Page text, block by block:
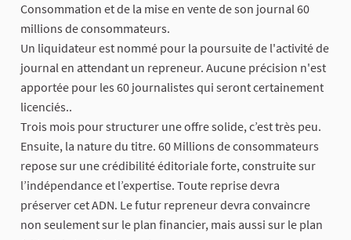
Consommation et de la mise en vente de son journal 60
millions de consommateurs.
Un liquidateur est nommé pour la poursuite de l'activité de
journal en attendant un repreneur. Aucune précision n'est
apportée pour les 60 journalistes qui seront certainement
licenciés..
Trois mois pour structurer une offre solide, c’est très peu.
Ensuite, la nature du titre. 60 Millions de consommateurs
repose sur une crédibilité éditoriale forte, construite sur
l’indépendance et l’expertise. Toute reprise devra
préserver cet ADN. Le futur repreneur devra convaincre
non seulement sur le plan financier, mais aussi sur le plan